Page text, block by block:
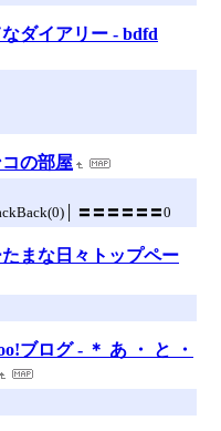
ダイアリー - bdfd
の部屋
〓〓〓〓〓〓0
たまな日々トップペー
ブログ - ＊ あ ・ と ・